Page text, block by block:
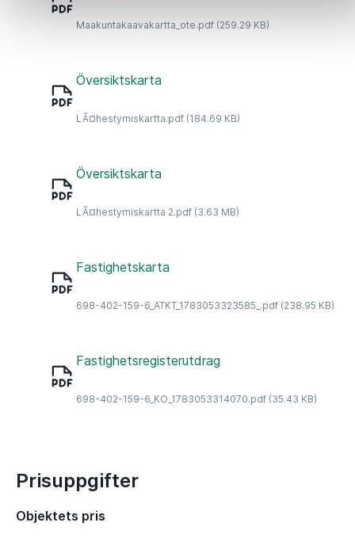
Maakuntakaavakartta_ote.pdf (259.29 KB)
Översiktskarta
LÃ¤hestymiskartta.pdf (184.69 KB)
Översiktskarta
LÃ¤hestymiskartta 2.pdf (3.63 MB)
Fastighetskarta
698-402-159-6_ATKT_1783053323585_.pdf (238.95 KB)
Fastighetsregisterutdrag
698-402-159-6_KO_1783053314070.pdf (35.43 KB)
Prisuppgifter
Objektets pris